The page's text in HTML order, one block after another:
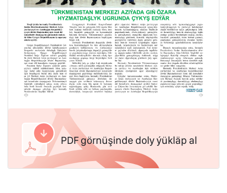
PDF görnüşinde doly ýükläp al